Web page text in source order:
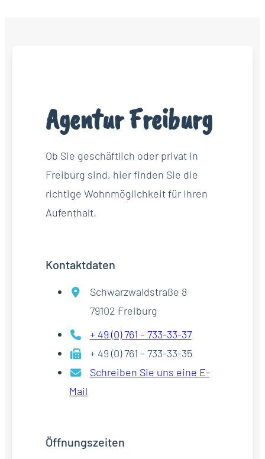
Agentur Freiburg
Ob Sie geschäftlich oder privat in
Freiburg sind, hier finden Sie die
richtige Wohnmöglichkeit für Ihren
Aufenthalt.
Kontaktdaten
Schwarzwaldstraße 8
79102 Freiburg
+ 49 (0) 761 – 733-33-37
+ 49 (0) 761 – 733-33-35
Schreiben Sie uns eine E-
Mail
Öffnungszeiten